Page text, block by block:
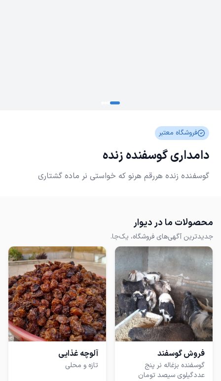
فروشگاه معتبر
دامداری گوسفنده زنده
گوسفنده زنده هررقم هرنو که خواستی نر ماده گشتاری
محصولات ما در دیوار
جدیدترین آگهی‌های فروشگاه، یک‌جا.
فروش گوسفند
گوسفنده بزغاله نر پنج
عددگیلوی سیصد تومان
آلوچه غذایی
تازه و محلی